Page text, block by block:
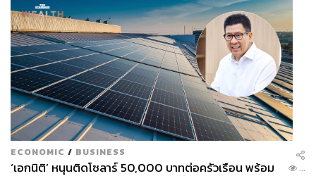
ECONOMIC / BUSINESS
‘เอกนิติ’ หนุนติดโซลาร์ 50,000 บาทต่อครัวเรือน พร้อม
...